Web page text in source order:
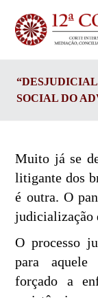
SOCIAL DO
Muito já se
litigante dos
é outra. O
judicialização
O processo
para aquele
forçado a